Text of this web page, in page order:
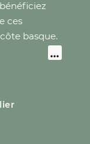
ces
basque.